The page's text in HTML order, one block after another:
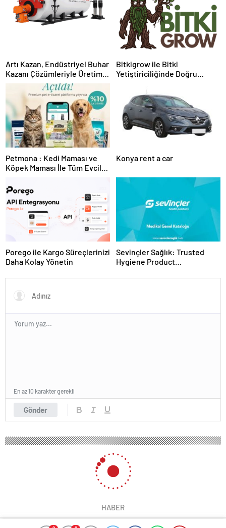
Artı Kazan, Endüstriyel Buhar
Kazanı Çözümleriyle Üretim
Tesislerine Verimli Sistemler
Sunuyor
Bitkigrow ile Bitki
Yetiştiriciliğinde Doğru
Petmona : Kedi Maması ve
Köpek Maması İle Tüm Evcil
Konya rent a car
Porego ile Kargo Süreçlerinizi
Daha Kolay Yönetin
Sevinçler Sağlık: Trusted
Hygiene Product
Gönder
En az 10 karakter gerekli
HABER